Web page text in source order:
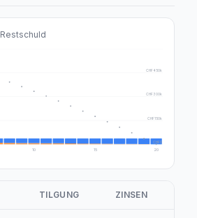
Restschuld
10 15 20
CHF0
CHF150k
CHF300k
CHF450k
TILGUNG ZINSEN